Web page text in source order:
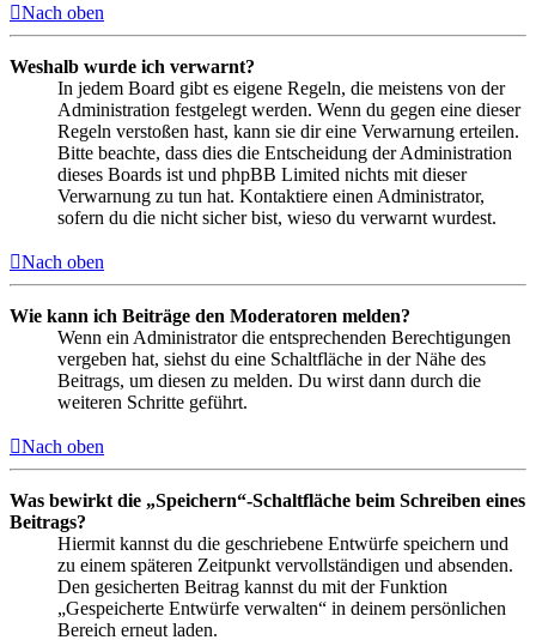
Nach oben
Weshalb wurde ich verwarnt?
In jedem Board gibt es eigene Regeln, die meistens von der
Administration festgelegt werden. Wenn du gegen eine dieser
Regeln verstoßen hast, kann sie dir eine Verwarnung erteilen.
Bitte beachte, dass dies die Entscheidung der Administration
dieses Boards ist und phpBB Limited nichts mit dieser
Verwarnung zu tun hat. Kontaktiere einen Administrator,
sofern du die nicht sicher bist, wieso du verwarnt wurdest.
Nach oben
Wie kann ich Beiträge den Moderatoren melden?
Wenn ein Administrator die entsprechenden Berechtigungen
vergeben hat, siehst du eine Schaltfläche in der Nähe des
Beitrags, um diesen zu melden. Du wirst dann durch die
weiteren Schritte geführt.
Nach oben
Was bewirkt die „Speichern“-Schaltfläche beim Schreiben eines
Beitrags?
Hiermit kannst du die geschriebene Entwürfe speichern und
zu einem späteren Zeitpunkt vervollständigen und absenden.
Den gesicherten Beitrag kannst du mit der Funktion
„Gespeicherte Entwürfe verwalten“ in deinem persönlichen
Bereich erneut laden.